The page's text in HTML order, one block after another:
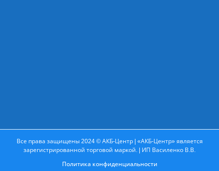
Все права защищены 2024 © АКБ-Центр | «АКБ-Центр» является
зарегистрированной торговой маркой. | ИП Василенко В.В.
Политика конфиденциальности